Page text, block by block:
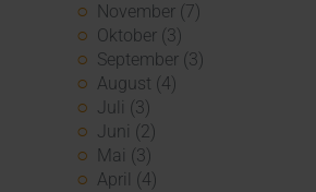
November (7)
Oktober (3)
September (3)
August (4)
Juli (3)
Juni (2)
Mai (3)
April (4)